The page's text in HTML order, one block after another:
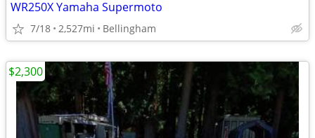
WR250X Yamaha Supermoto
7/18 2,527mi Bellingham
$2,300